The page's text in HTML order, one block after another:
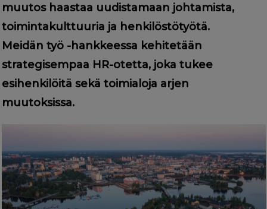
muutos haastaa uudistamaan johtamista,
toimintakulttuuria ja henkilöstötyötä.
Meidän työ -hankkeessa kehitetään
strategisempaa HR-otetta, joka tukee
esihenkilöitä sekä toimialoja arjen
muutoksissa.